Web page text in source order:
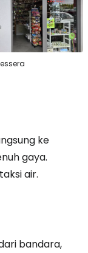
ke
gaya.
air.
bandara,